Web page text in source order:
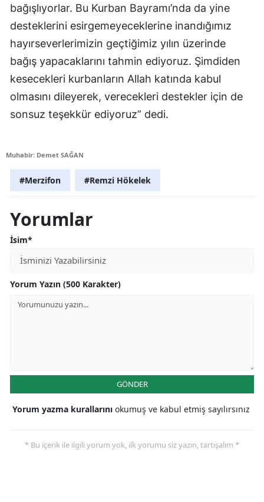
bağışlıyorlar. Bu Kurban Bayramı’nda da yine
desteklerini esirgemeyeceklerine inandığımız
hayırseverlerimizin geçtiğimiz yılın üzerinde
bağış yapacaklarını tahmin ediyoruz. Şimdiden
kesecekleri kurbanların Allah katında kabul
olmasını dileyerek, verecekleri destekler için de
sonsuz teşekkür ediyoruz” dedi.
Muhabir: Demet SAĞAN
#Merzifon #Remzi Hökelek
Yorumlar
İsim*
Yorum Yazın (500 Karakter)
GÖNDER
Yorum yazma kurallarını okumuş ve kabul etmiş sayılırsınız
* Bu içerik ile ilgili yorum yok, ilk yorumu siz yazın, tartışalım *